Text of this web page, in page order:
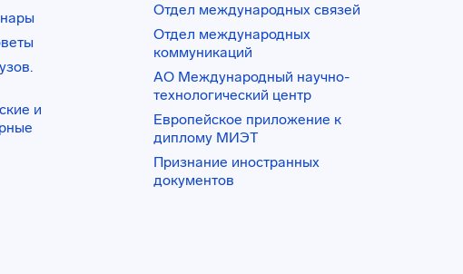
и
Отдел международных связей
Отдел международных
коммуникаций
АО Международный научно-
технологический центр
Европейское приложение к
диплому МИЭТ
Признание иностранных
документов